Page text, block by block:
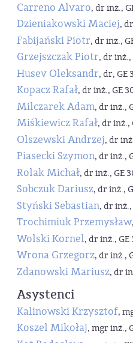
Carreno Alvaro, dr inż.,
Dzieniakowski Maciej,
Fabijański Piotr, dr inż.,
Grzejszczak Piotr, dr inż.,
Husev Oleksandr, dr, GE
Kopacz Rafał, dr inż., GE
Milczarek Adam, dr inż.,
Miśkiewicz Rafał, dr inż.,
Olszewski Andrzej, dr
Piasecki Szymon, dr inż.,
Rolak Michał, dr inż., GE
Sobczuk Dariusz, dr inż.,
Styński Sebastian, dr
Trochimiuk Przemysław
Wolski Kornel, dr inż., GE
Wrona Grzegorz, dr inż.,
Zdanowski Mariusz, dr
Asystenci
Kalinowski Krzysztof,
Koszel Mikołaj, mgr inż.,